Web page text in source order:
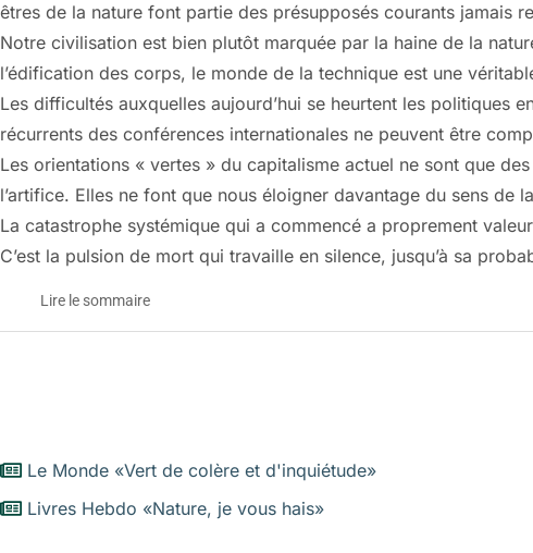
êtres de la nature font partie des présupposés courants jamais
Notre civilisation est bien plutôt marquée par la haine de la
l’édification des corps, le monde de la technique est une
Les difficultés auxquelles aujourd’hui se heurtent les politiques
récurrents des conférences internationales ne peuvent être
Les orientations « vertes » du capitalisme actuel ne sont que
l’artifice. Elles ne font que nous éloigner davantage du sens de
La catastrophe systémique qui a commencé a proprement
C’est la pulsion de mort qui travaille en silence, jusqu’à sa
Lire le sommaire
Les manifestations de la haine de la nature
Humain, trop inhumain
Le Monde «Vert de colère et d'inquiétude»
Livres Hebdo «Nature, je vous hais»